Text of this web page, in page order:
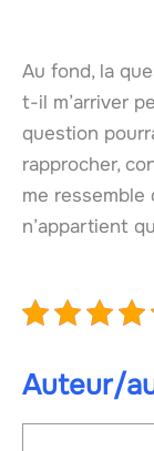
Au fond, la
t-il m’arriver
question
rapprocher,
me ressemble
n’appartient
Auteur/